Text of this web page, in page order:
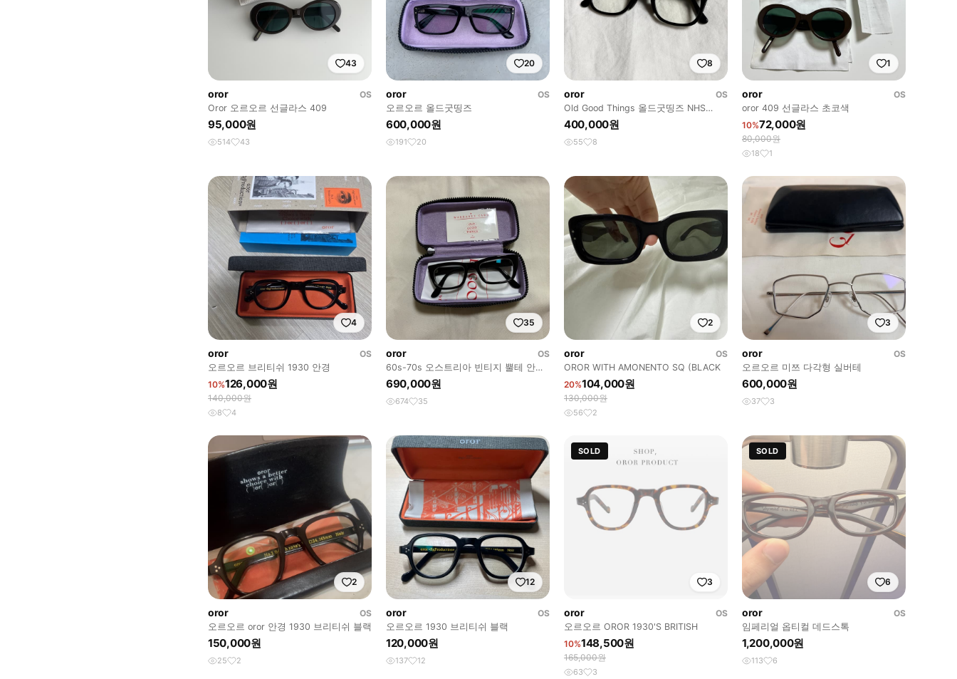
43
oror
OS
Oror 오르오르 선글라스 409
95,000원
514 43
20
oror
OS
오르오르 올드굿띵즈
600,000원
191 20
8
oror
OS
Old Good Things 올드굿띵즈 NHS
Glasses
400,000원
55 8
1
oror
OS
oror 409 선글라스 초코색
10%72,000원
80,000원
18 1
4
oror
OS
오르오르 브리티쉬 1930 안경
10%126,000원
140,000원
8 4
35
oror
OS
60s-70s 오스트리아 빈티지 뿔테 안경
올드굿띵즈 오르오르 아이웨어
690,000원
674 35
2
oror
OS
OROR WITH AMONENTO SQ (BLACK
20%104,000원
130,000원
56 2
3
oror
OS
오르오르 미쯔 다각형 실버테
600,000원
37 3
2
oror
OS
오르오르 oror 안경 1930 브리티쉬 블랙
150,000원
25 2
12
oror
OS
오르오르 1930 브리티쉬 블랙
120,000원
137 12
SOLD
3
oror
OS
오르오르 OROR 1930'S BRITISH
10%148,500원
165,000원
63 3
SOLD
6
oror
OS
임페리얼 옵티컬 데드스톡
1,200,000원
113 6